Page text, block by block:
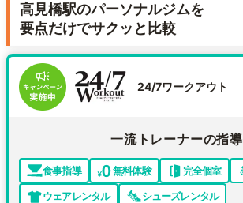
高見橋駅のパーソナルジムを
要点だけでサクッと比較
24/7ワークアウト
一流トレーナーの指導
食事指導 無料体験 完全個室
ウェアレンタル
シューズレンタル